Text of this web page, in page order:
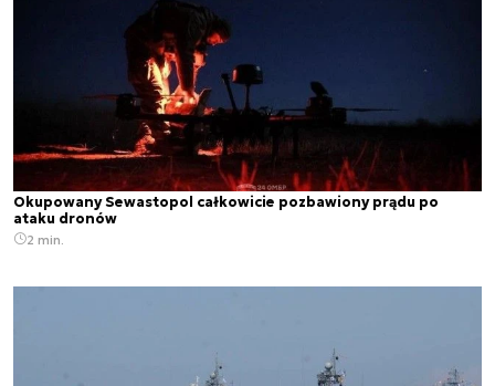
Okupowany Sewastopol całkowicie pozbawiony prądu po
ataku dronów
2 min.